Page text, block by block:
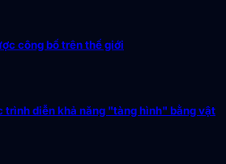
công bố trên thế giới
trình diễn khả năng "tàng hình" bằng vật